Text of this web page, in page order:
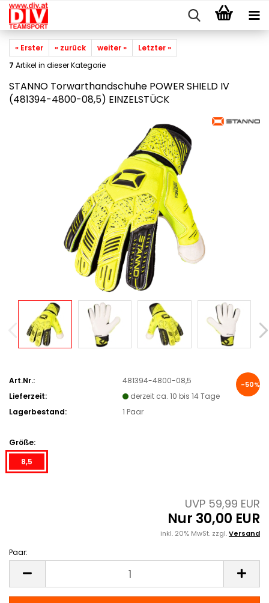
« Erster « zurück weiter »
Letzter »
7 Artikel in dieser Kategorie
STANNO Torwarthandschuhe POWER SHIELD IV
(481394-4800-08,5) EINZELSTÜCK
-50%
Art.Nr.:
481394-4800-08,5
Lieferzeit:
derzeit ca. 10 bis 14 Tage
Lagerbestand:
1 Paar
Größe:
8,5
UVP 59,99 EUR
Nur 30,00 EUR
inkl. 20% MwSt. zzgl.Versand
Paar: